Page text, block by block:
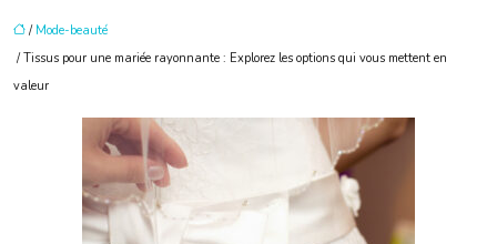
/ Mode-beauté
/ Tissus pour une mariée rayonnante : Explorez les options qui vous mettent en
valeur